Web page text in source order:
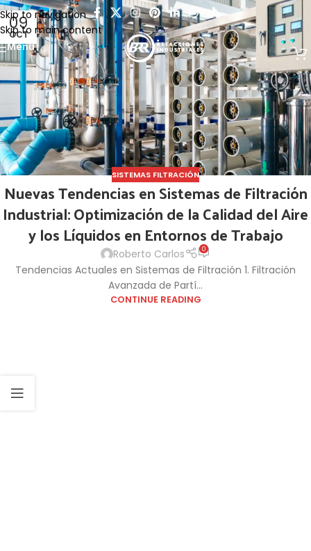
Skip to navigation
Skip to main content
Menu
09
OCT
SISTEMAS FILTRACIÓN
Nuevas Tendencias en Sistemas de Filtración
Industrial: Optimización de la Calidad del Aire
y los Líquidos en Entornos de Trabajo
Roberto Carlos 0
Tendencias Actuales en Sistemas de Filtración 1. Filtración
Avanzada de Partí...
CONTINUE READING